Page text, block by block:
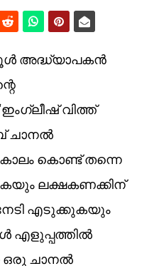
അദ്ധ്യാപകൻ
വിത്ത്
ചാനൽ
കൊണ്ട് തന്നെ
ലക്ഷകണക്കിന്
എടുക്കുകയും
എളുപ്പത്തിൽ
ഒരു ചാനൽ